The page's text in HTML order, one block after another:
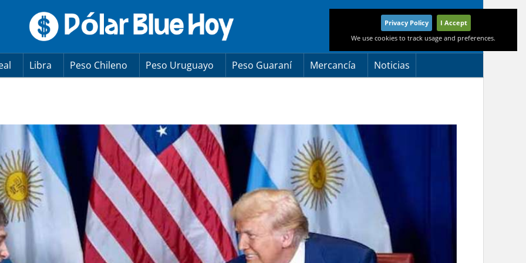
Libra Peso Chileno Peso Uruguayo Peso Guaraní Mercancía Noticias
Privacy Policy
I Accept
We use cookies to track usage and preferences.